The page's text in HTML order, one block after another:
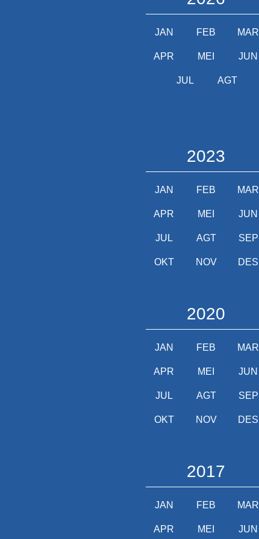
JAN FEB MAR
APR MEI JUN
JUL AGT
2023
JAN FEB MAR
APR MEI JUN
JUL AGT SEP
OKT NOV DES
2020
JAN FEB MAR
APR MEI JUN
JUL AGT SEP
OKT NOV DES
2017
JAN FEB MAR
APR MEI JUN